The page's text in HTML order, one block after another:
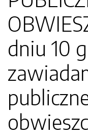
dniu 10